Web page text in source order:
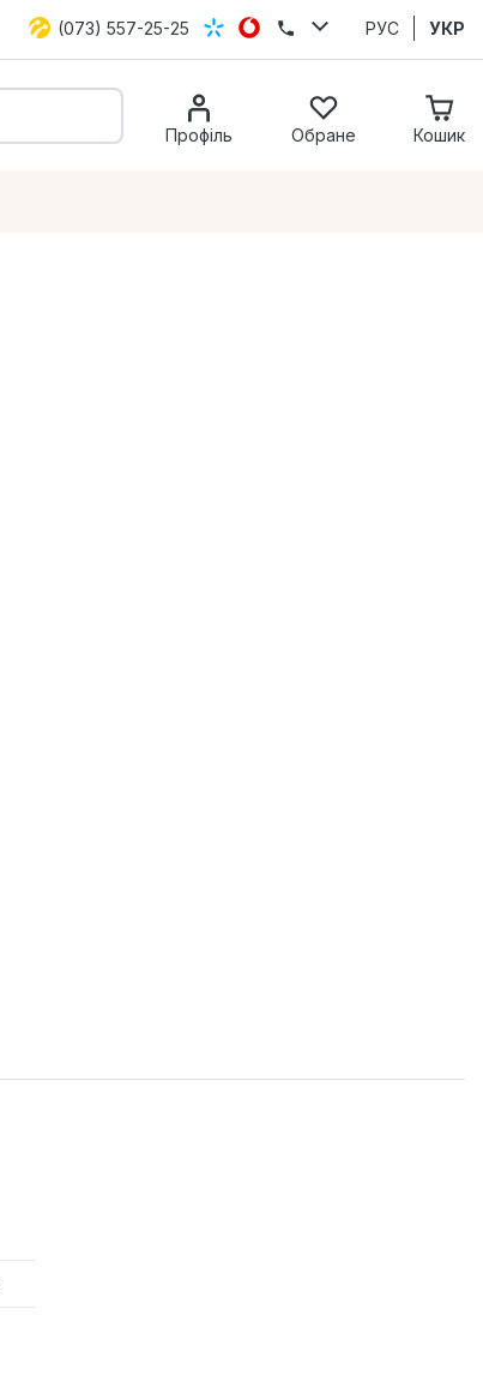
(073) 557-25-25 РУС УКР
Профіль Обране Кошик